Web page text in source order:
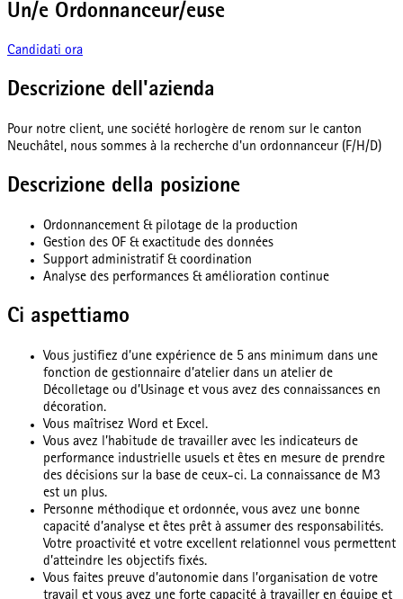
Un/e Ordonnanceur/euse
Candidati ora
Descrizione dell'azienda
Pour notre client, une société horlogère de renom sur le canton
Neuchâtel, nous sommes à la recherche d'un ordonnanceur (F/H/D)
Descrizione della posizione
Ordonnancement & pilotage de la production
Gestion des OF & exactitude des données
Support administratif & coordination
Analyse des performances & amélioration continue
Ci aspettiamo
Vous justifiez d’une expérience de 5 ans minimum dans une
fonction de gestionnaire d’atelier dans un atelier de
Décolletage ou d’Usinage et vous avez des connaissances en
décoration.
Vous maîtrisez Word et Excel.
Vous avez l’habitude de travailler avec les indicateurs de
performance industrielle usuels et êtes en mesure de prendre
des décisions sur la base de ceux-ci. La connaissance de M3
est un plus.
Personne méthodique et ordonnée, vous avez une bonne
capacité d’analyse et êtes prêt à assumer des responsabilités.
Votre proactivité et votre excellent relationnel vous permettent
d’atteindre les objectifs fixés.
Vous faites preuve d’autonomie dans l’organisation de votre